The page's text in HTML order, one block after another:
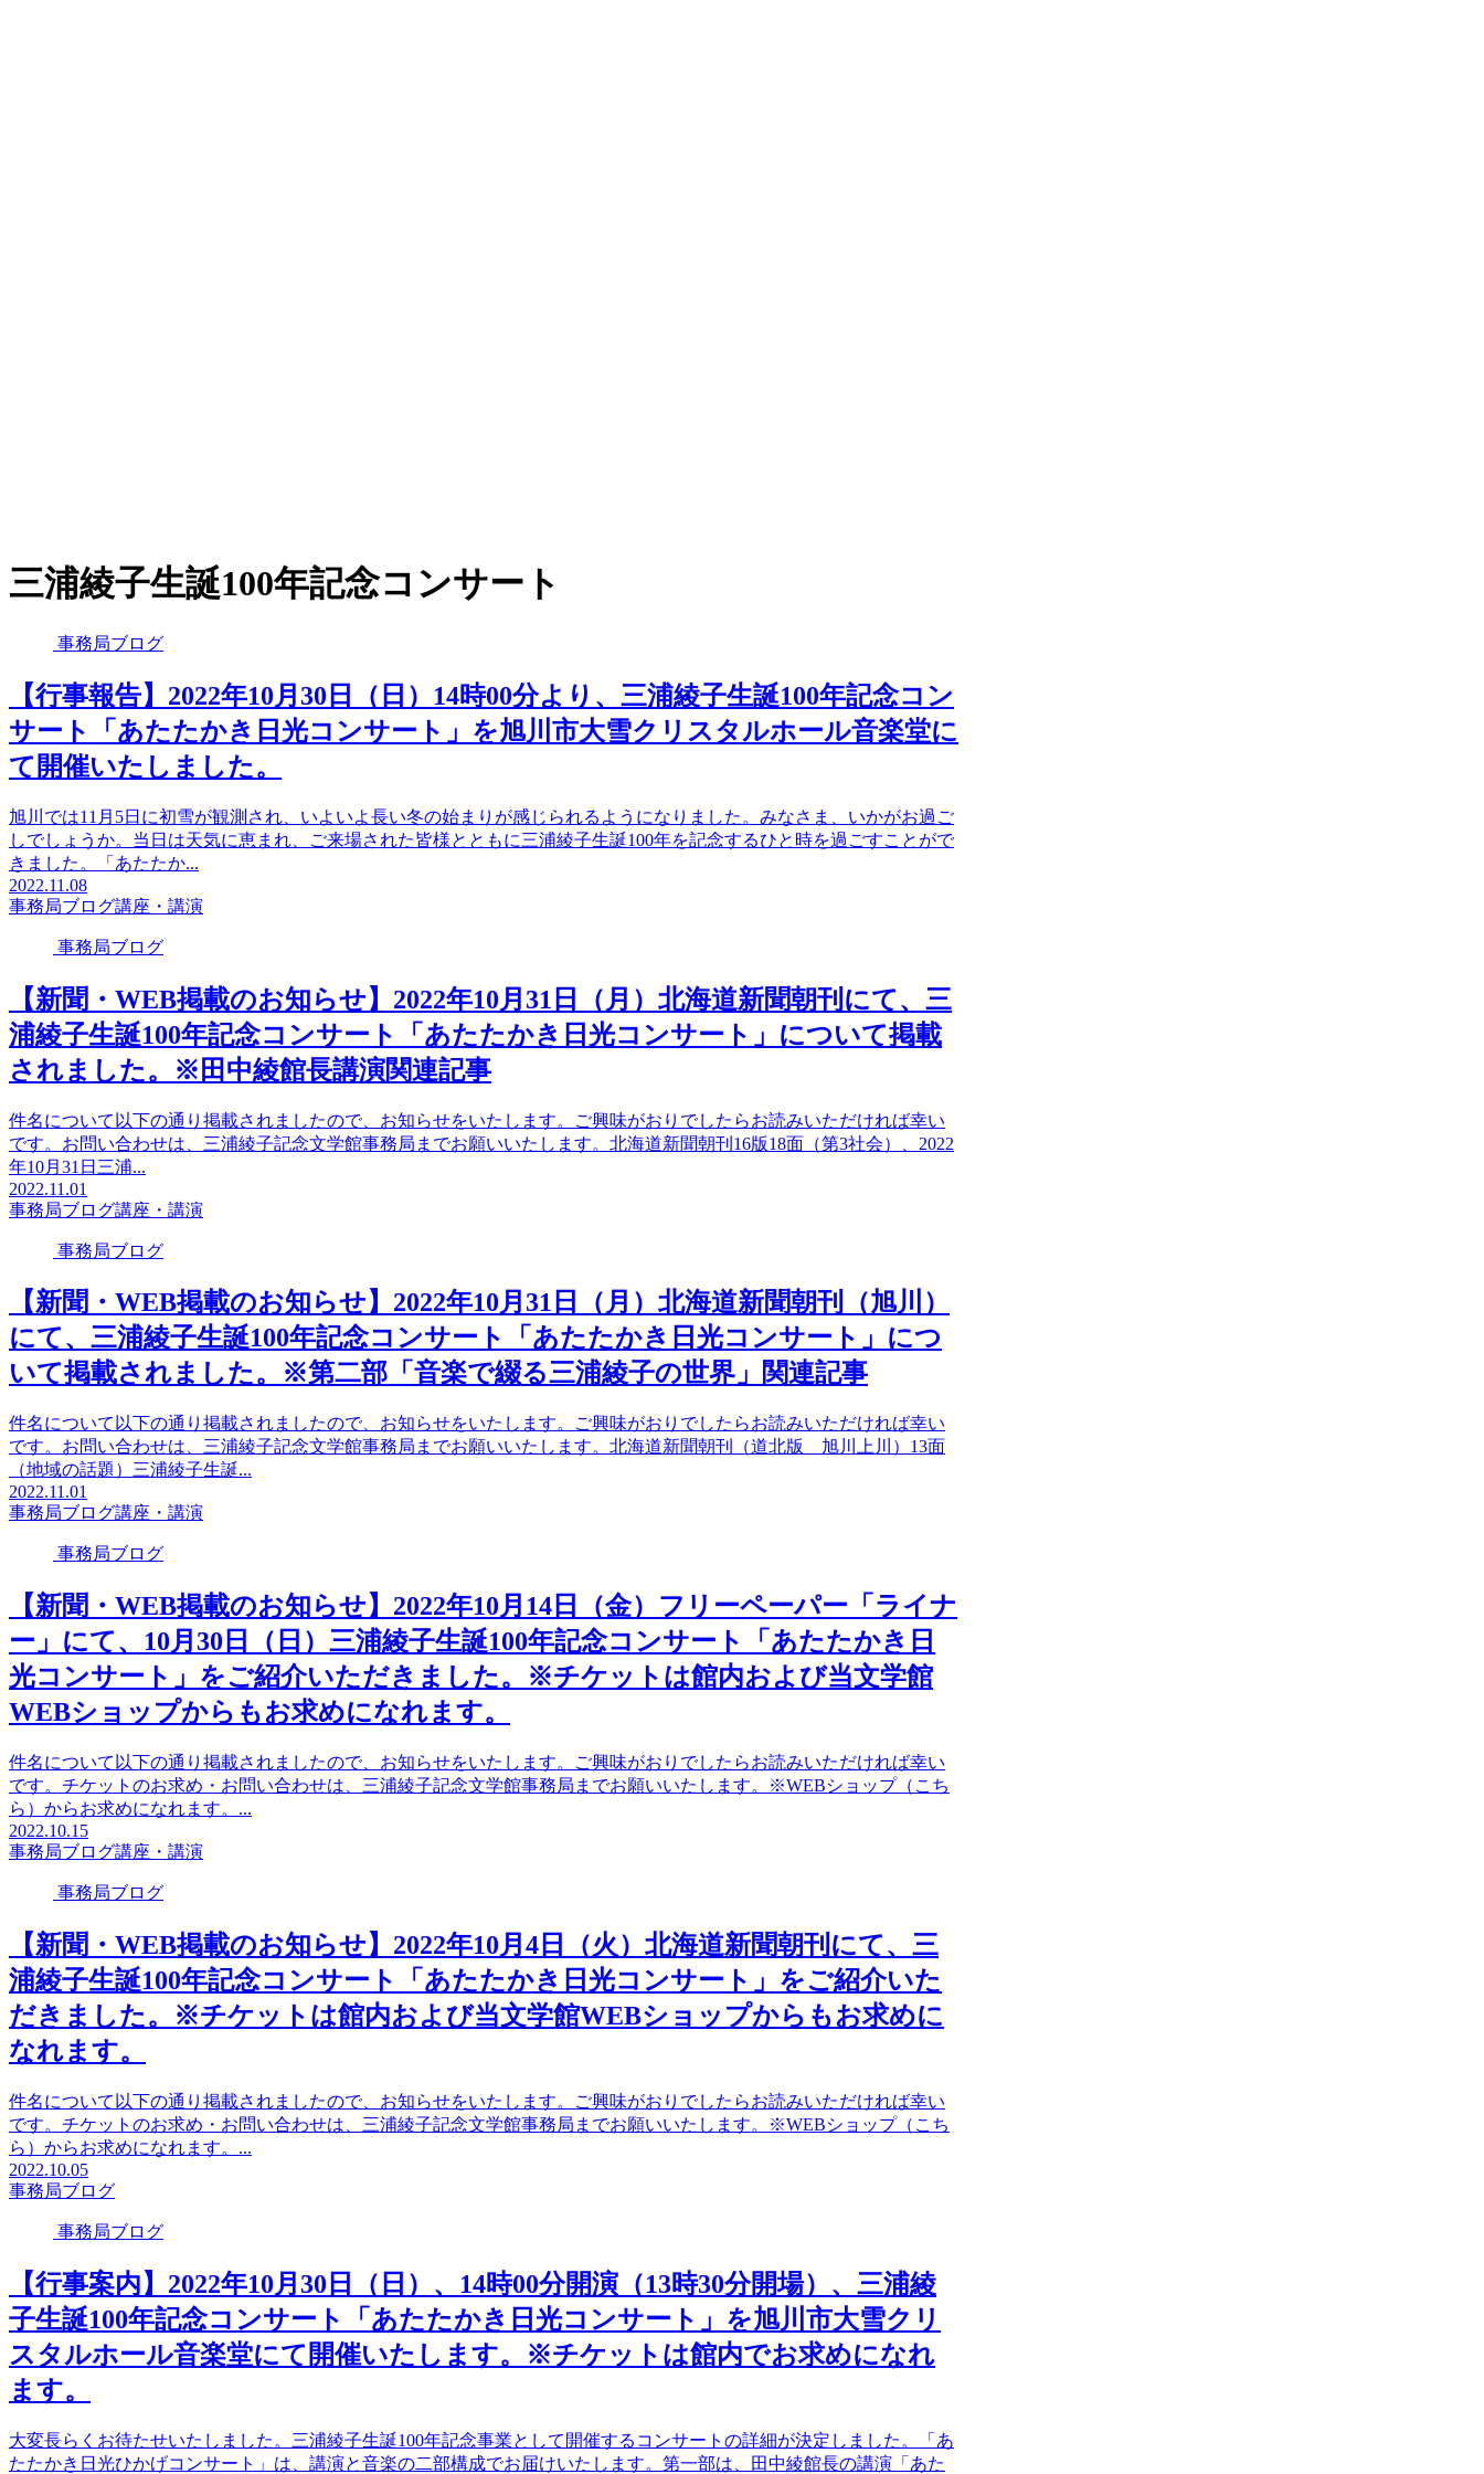
三浦綾子生誕100年記念コンサート
事務局ブログ
【行事報告】2022年10月30日（日）14時00分より、三浦綾子生誕100年記念コン
サート「あたたかき日光コンサート」を旭川市大雪クリスタルホール音楽堂に
て開催いたしました。
旭川では11月5日に初雪が観測され、いよいよ長い冬の始まりが感じられるようになりました。みなさま、いかがお過ご
しでしょうか。当日は天気に恵まれ、ご来場された皆様とともに三浦綾子生誕100年を記念するひと時を過ごすことがで
きました。「あたたか...
2022.11.08
事務局ブログ講座・講演
事務局ブログ
【新聞・WEB掲載のお知らせ】2022年10月31日（月）北海道新聞朝刊にて、三
浦綾子生誕100年記念コンサート「あたたかき日光コンサート」について掲載
されました。※田中綾館長講演関連記事
件名について以下の通り掲載されましたので、お知らせをいたします。ご興味がおりでしたらお読みいただければ幸い
です。お問い合わせは、三浦綾子記念文学館事務局までお願いいたします。北海道新聞朝刊16版18面（第3社会）、2022
年10月31日三浦...
2022.11.01
事務局ブログ講座・講演
事務局ブログ
【新聞・WEB掲載のお知らせ】2022年10月31日（月）北海道新聞朝刊（旭川）
にて、三浦綾子生誕100年記念コンサート「あたたかき日光コンサート」につ
いて掲載されました。※第二部「音楽で綴る三浦綾子の世界」関連記事
件名について以下の通り掲載されましたので、お知らせをいたします。ご興味がおりでしたらお読みいただければ幸い
です。お問い合わせは、三浦綾子記念文学館事務局までお願いいたします。北海道新聞朝刊（道北版 旭川上川）13面
（地域の話題）三浦綾子生誕...
2022.11.01
事務局ブログ講座・講演
事務局ブログ
【新聞・WEB掲載のお知らせ】2022年10月14日（金）フリーペーパー「ライナ
ー」にて、10月30日（日）三浦綾子生誕100年記念コンサート「あたたかき日
光コンサート」をご紹介いただきました。※チケットは館内および当文学館
WEBショップからもお求めになれます。
件名について以下の通り掲載されましたので、お知らせをいたします。ご興味がおりでしたらお読みいただければ幸い
です。チケットのお求め・お問い合わせは、三浦綾子記念文学館事務局までお願いいたします。※WEBショップ（こち
ら）からお求めになれます。...
2022.10.15
事務局ブログ講座・講演
事務局ブログ
【新聞・WEB掲載のお知らせ】2022年10月4日（火）北海道新聞朝刊にて、三
浦綾子生誕100年記念コンサート「あたたかき日光コンサート」をご紹介いた
だきました。※チケットは館内および当文学館WEBショップからもお求めに
なれます。
件名について以下の通り掲載されましたので、お知らせをいたします。ご興味がおりでしたらお読みいただければ幸い
です。チケットのお求め・お問い合わせは、三浦綾子記念文学館事務局までお願いいたします。※WEBショップ（こち
ら）からお求めになれます。...
2022.10.05
事務局ブログ
事務局ブログ
【行事案内】2022年10月30日（日）、14時00分開演（13時30分開場）、三浦綾
子生誕100年記念コンサート「あたたかき日光コンサート」を旭川市大雪クリ
スタルホール音楽堂にて開催いたします。※チケットは館内でお求めになれ
ます。
大変長らくお待たせいたしました。三浦綾子生誕100年記念事業として開催するコンサートの詳細が決定しました。「あ
たたかき日光ひかげコンサート」は、講演と音楽の二部構成でお届けいたします。第一部は、田中綾館長の講演「あた